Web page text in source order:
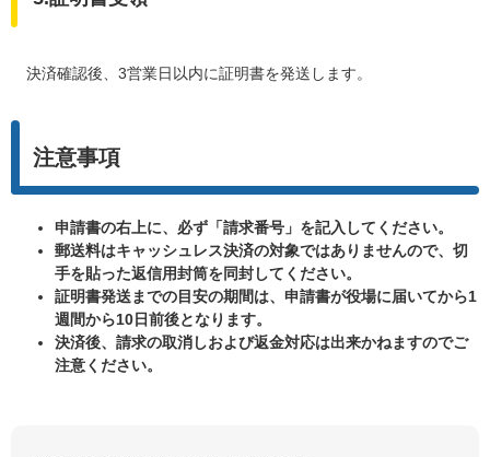
決済確認後、3営業日以内に証明書を発送します。
注意事項
申請書の右上に、必ず「請求番号」を記入してください。
郵送料はキャッシュレス決済の対象ではありませんので、切
手を貼った返信用封筒を同封してください。
証明書発送までの目安の期間は、申請書が役場に届いてから1
週間から10日前後となります。
決済後、請求の取消しおよび返金対応は出来かねますのでご
注意ください。